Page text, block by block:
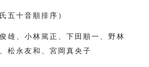
五十音順排序）
雄、小林篤正、下田順一、 野林
松永友和、宮岡真央子